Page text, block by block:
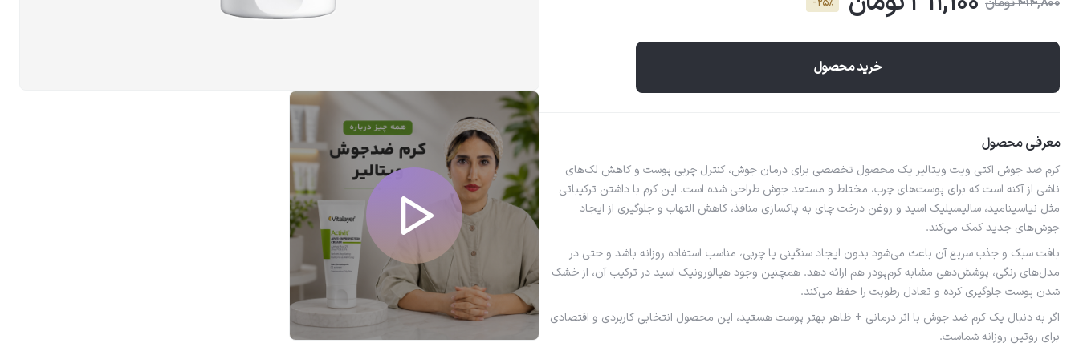
- 25٪
خرید محصول
معرفی محصول
کرم ضد جوش اکتی ویت ویتالیر یک محصول تخصصی برای درمان جوش، کنترل چربی پوست و کاهش لک‌های
ناشی از آکنه است که برای پوست‌های چرب، مختلط و مستعد جوش طراحی شده است. این کرم با داشتن ترکیباتی
مثل نیاسینامید، سالیسیلیک اسید و روغن درخت چای به پاکسازی منافذ، کاهش التهاب و جلوگیری از ایجاد
جوش‌های جدید کمک می‌کند.
بافت سبک و جذب سریع آن باعث می‌شود بدون ایجاد سنگینی یا چربی، مناسب استفاده روزانه باشد و حتی در
مدل‌های رنگی، پوشش‌دهی مشابه کرم‌پودر هم ارائه دهد. همچنین وجود هیالورونیک اسید در ترکیب آن، از خشک
شدن پوست جلوگیری کرده و تعادل رطوبت را حفظ می‌کند.
اگر به دنبال یک کرم ضد جوش با اثر درمانی + ظاهر بهتر پوست هستید، این محصول انتخابی کاربردی و اقتصادی
برای روتین روزانه شماست.